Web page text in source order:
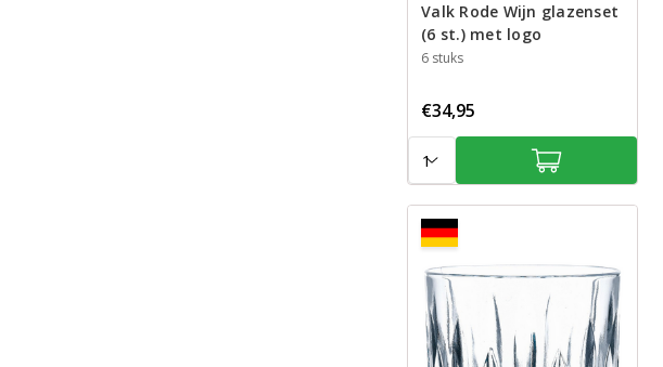
Valk Rode Wijn glazenset
(6 st.) met logo
Inhoud
6 stuks
€34,95